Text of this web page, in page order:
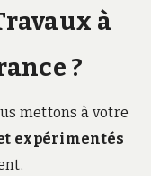
à
?
mettons à votre
expérimentés